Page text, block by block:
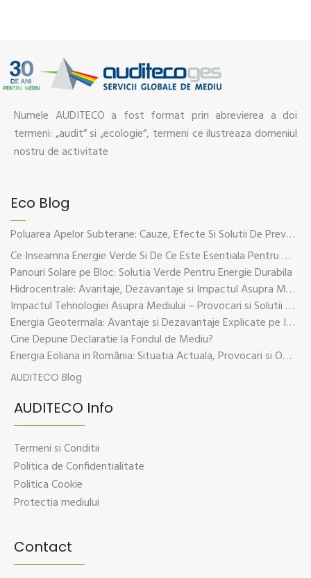
Numele AUDITECO a fost format prin abrevierea a doi
termeni: „audit” si „ecologie”, termeni ce ilustreaza domeniul
nostru de activitate
Eco Blog
Poluarea Apelor Subterane: Cauze, Efecte Si Solutii De Prevenire
Ce Inseamna Energie Verde Si De Ce Este Esentiala Pentru Viitorul Planetei
Panouri Solare pe Bloc: Solutia Verde Pentru Energie Durabila
Hidrocentrale: Avantaje, Dezavantaje si Impactul Asupra Mediului
Impactul Tehnologiei Asupra Mediului – Provocari si Solutii Sustenabile
Energia Geotermala: Avantaje si Dezavantaje Explicate pe Intelesul Tuturor
Cine Depune Declaratie la Fondul de Mediu?
Energia Eoliana in România: Situatia Actuala, Provocari si Oportunitati
AUDITECO Blog
AUDITECO Info
Termeni si Conditii
Politica de Confidentialitate
Politica Cookie
Protectia mediului
Contact